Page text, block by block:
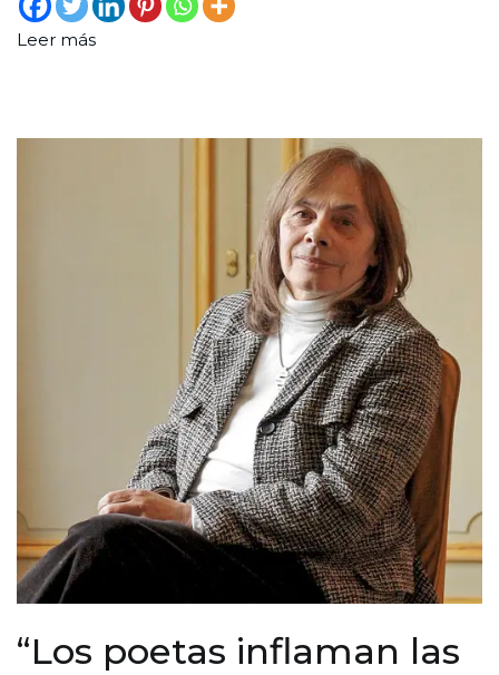
Leer más
“Los poetas inflaman las